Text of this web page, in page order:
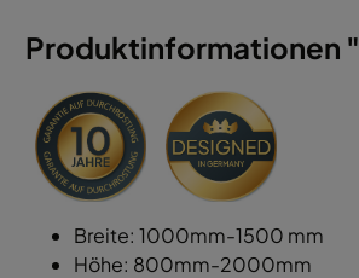
Produktinformationen
Breite: 1000mm-1500 mm
Höhe: 800mm-2000mm